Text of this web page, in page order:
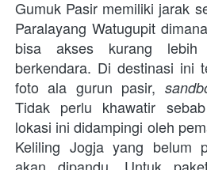
Gumuk Pasir memiliki jarak
Paralayang Watugupit
bisa akses kurang
berkendara. Di destinasi ini
foto ala gurun pasir,
Tidak perlu khawatir
lokasi ini didampingi oleh
Keliling Jogja yang belum